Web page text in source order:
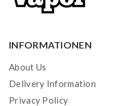
INFORMATIONEN
About Us
Delivery Information
Privacy Policy